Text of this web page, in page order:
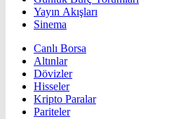
Yayın Akışları
Sinema
Canlı Borsa
Altınlar
Dövizler
Hisseler
Kripto Paralar
Pariteler